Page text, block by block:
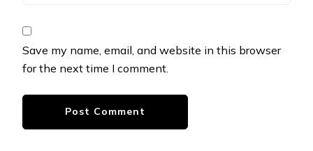
Save my name, email, and website in this browser
for the next time I comment.